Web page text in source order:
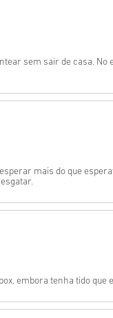
sem sair de casa. No
mais do que
embora tenha tido que